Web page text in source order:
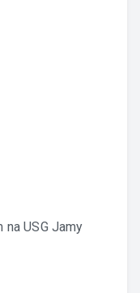
naUSG Jamy